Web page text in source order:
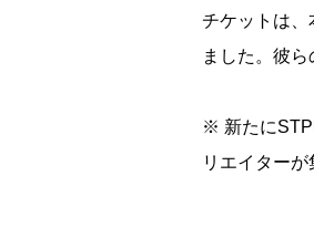
チケットは、
ました。彼
※ 新たに
リエイター